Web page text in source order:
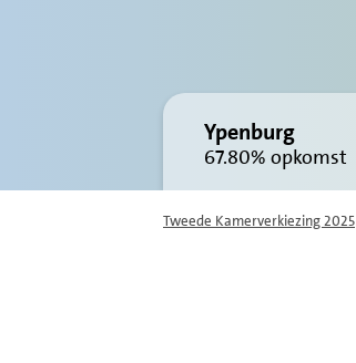
Ypenburg
67.80% opkomst
Tweede Kamerverkiezing 2025